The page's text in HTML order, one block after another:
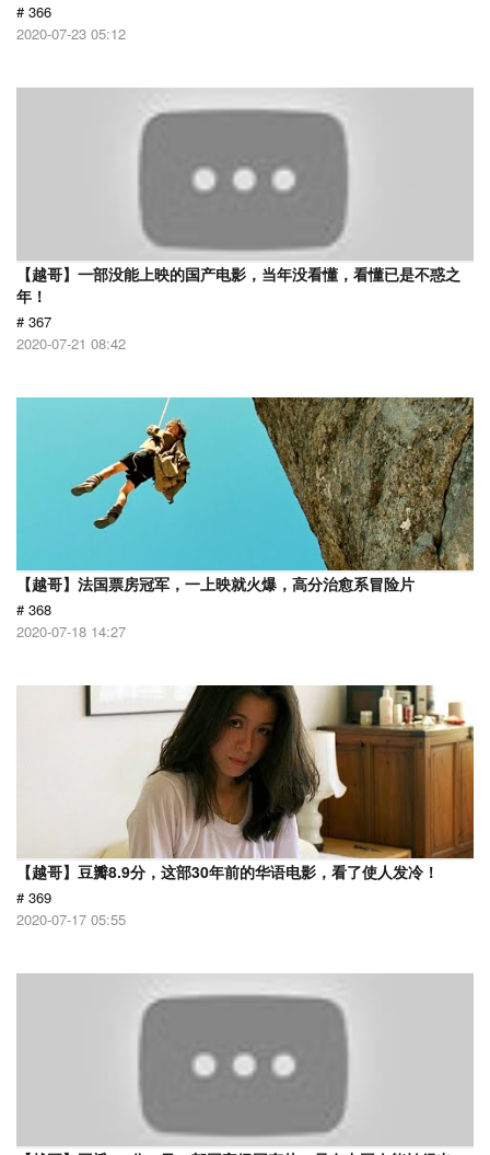
# 366
2020-07-23 05:12
【越哥】一部没能上映的国产电影，当年没看懂，看懂已是不惑之
年！
# 367
2020-07-21 08:42
【越哥】法国票房冠军，一上映就火爆，高分治愈系冒险片
# 368
2020-07-18 14:27
【越哥】豆瓣8.9分，这部30年前的华语电影，看了使人发冷！
# 369
2020-07-17 05:55